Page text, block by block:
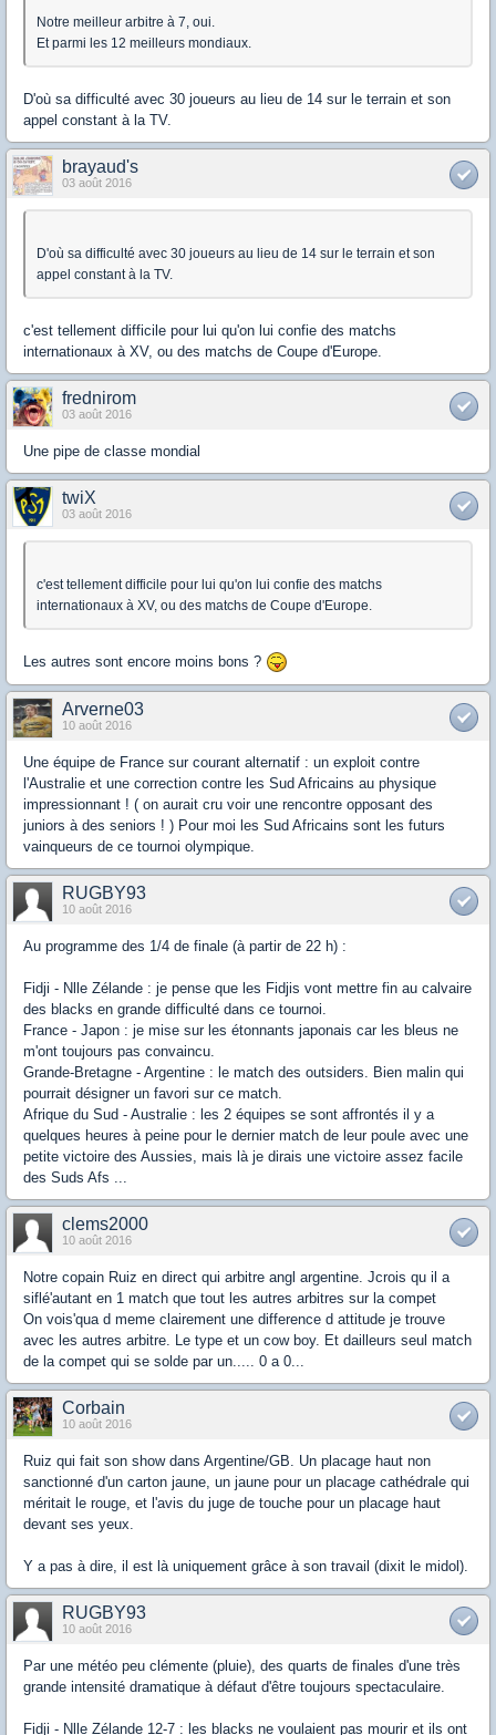
Notre meilleur arbitre à 7, oui.
Et parmi les 12 meilleurs mondiaux.
D'où sa difficulté avec 30 joueurs au lieu de 14 sur le terrain et son
appel constant à la TV.
brayaud's
03 août 2016
D'où sa difficulté avec 30 joueurs au lieu de 14 sur le terrain et son
appel constant à la TV.
c'est tellement difficile pour lui qu'on lui confie des matchs
internationaux à XV, ou des matchs de Coupe d'Europe.
frednirom
03 août 2016
Une pipe de classe mondial
twiX
03 août 2016
c'est tellement difficile pour lui qu'on lui confie des matchs
internationaux à XV, ou des matchs de Coupe d'Europe.
Les autres sont encore moins bons ?
Arverne03
10 août 2016
Une équipe de France sur courant alternatif : un exploit contre
l'Australie et une correction contre les Sud Africains au physique
impressionnant ! ( on aurait cru voir une rencontre opposant des
juniors à des seniors ! ) Pour moi les Sud Africains sont les futurs
vainqueurs de ce tournoi olympique.
RUGBY93
10 août 2016
Au programme des 1/4 de finale (à partir de 22 h) :
Fidji - Nlle Zélande : je pense que les Fidjis vont mettre fin au calvaire
des blacks en grande difficulté dans ce tournoi.
France - Japon : je mise sur les étonnants japonais car les bleus ne
m'ont toujours pas convaincu.
Grande-Bretagne - Argentine : le match des outsiders. Bien malin qui
pourrait désigner un favori sur ce match.
Afrique du Sud - Australie : les 2 équipes se sont affrontés il y a
quelques heures à peine pour le dernier match de leur poule avec une
petite victoire des Aussies, mais là je dirais une victoire assez facile
des Suds Afs ...
clems2000
10 août 2016
Notre copain Ruiz en direct qui arbitre angl argentine. Jcrois qu il a
siflé'autant en 1 match que tout les autres arbitres sur la compet
On vois'qua d meme clairement une difference d attitude je trouve
avec les autres arbitre. Le type et un cow boy. Et dailleurs seul match
de la compet qui se solde par un..... 0 a 0...
Corbain
10 août 2016
Ruiz qui fait son show dans Argentine/GB. Un placage haut non
sanctionné d'un carton jaune, un jaune pour un placage cathédrale qui
méritait le rouge, et l'avis du juge de touche pour un placage haut
devant ses yeux.
Y a pas à dire, il est là uniquement grâce à son travail (dixit le midol).
RUGBY93
10 août 2016
Par une météo peu clémente (pluie), des quarts de finales d'une très
grande intensité dramatique à défaut d'être toujours spectaculaire.
Fidji - Nlle Zélande 12-7 : les blacks ne voulaient pas mourir et ils ont